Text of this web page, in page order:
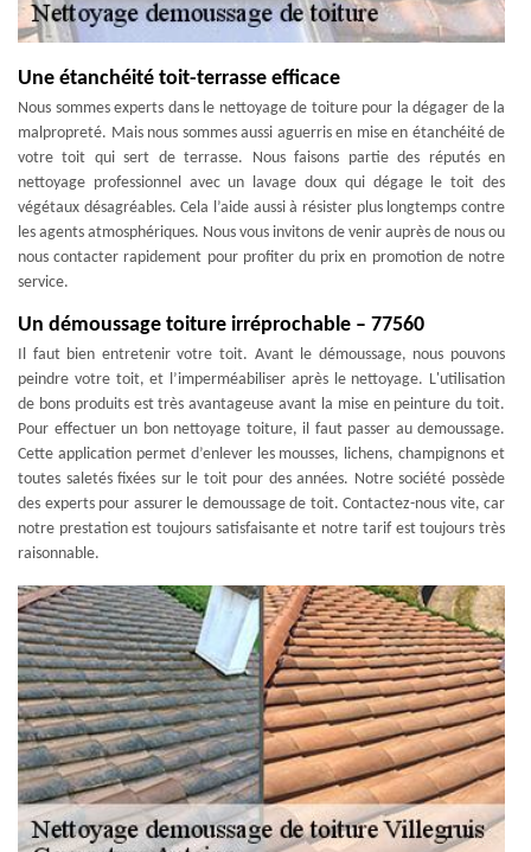
Une étanchéité toit-terrasse efficace
Nous sommes experts dans le nettoyage de toiture pour la dégager de la
malpropreté. Mais nous sommes aussi aguerris en mise en étanchéité de
votre toit qui sert de terrasse. Nous faisons partie des réputés en
nettoyage professionnel avec un lavage doux qui dégage le toit des
végétaux désagréables. Cela l’aide aussi à résister plus longtemps contre
les agents atmosphériques. Nous vous invitons de venir auprès de nous ou
nous contacter rapidement pour profiter du prix en promotion de notre
service.
Un démoussage toiture irréprochable – 77560
Il faut bien entretenir votre toit. Avant le démoussage, nous pouvons
peindre votre toit, et l’imperméabiliser après le nettoyage. L'utilisation
de bons produits est très avantageuse avant la mise en peinture du toit.
Pour effectuer un bon nettoyage toiture, il faut passer au demoussage.
Cette application permet d’enlever les mousses, lichens, champignons et
toutes saletés fixées sur le toit pour des années. Notre société possède
des experts pour assurer le demoussage de toit. Contactez-nous vite, car
notre prestation est toujours satisfaisante et notre tarif est toujours très
raisonnable.